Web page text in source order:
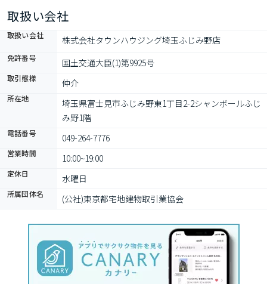
取扱い会社
取扱い会社 株式会社タウンハウジング埼玉ふじみ野店
免許番号 国土交通大臣(1)第9925号
取引態様 仲介
所在地
埼玉県富士見市ふじみ野東1丁目2-2シャンボールふじ
み野1階
電話番号 049-264-7776
営業時間 10:00~19:00
定休日 水曜日
所属団体名 (公社)東京都宅地建物取引業協会